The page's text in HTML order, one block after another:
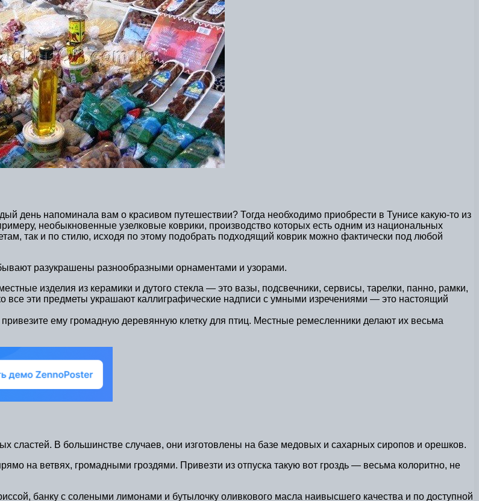
день напоминала вам о красивом путешествии? Тогда необходимо приобрести в Тунисе какую-то из
необыкновенные узелковые коврики, производство которых есть одним из национальных
так и по стилю, исходя по этому подобрать подходящий коврик можно фактически под любой
разукрашены разнообразными орнаментами и узорами.
изделия из керамики и дутого стекла — это вазы, подсвечники, сервисы, тарелки, панно, рамки,
все эти предметы украшают каллиграфические надписи с умными изречениями — это настоящий
ему громадную деревянную клетку для птиц. Местные ремесленники делают их весьма
сластей. В большинстве случаев, они изготовлены на базе медовых и сахарных сиропов и орешков.
на ветвях, громадными гроздями. Привезти из отпуска такую вот гроздь — весьма колоритно, не
банку с солеными лимонами и бутылочку оливкового масла наивысшего качества и по доступной